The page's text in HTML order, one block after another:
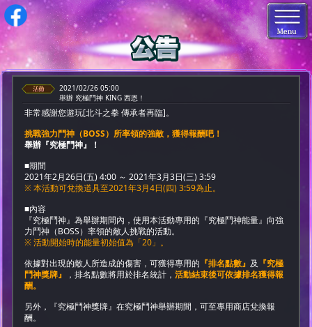
2021/02/26 05:00
舉辦 究極鬥神 KING 西恩！
非常感謝您遊玩[北斗之拳 傳承者再臨]。
挑戰強力鬥神（BOSS）所率領的強敵，獲得報酬吧！
舉辦『究極鬥神』！
■期間
2021年2月26日(五) 4:00 ～ 2021年3月3日(三) 3:59
※ 本活動可兌換道具至2021年3月4日(四) 3:59為止。
■內容
『究極鬥神』為舉辦期間內，使用本活動專用的『究極鬥神能量』向強
力鬥神（BOSS）率領的敵人挑戰的活動。
※ 活動開始時的能量初始值為「20」。
依據對出現的敵人所造成的傷害，可獲得專用的 『排名點數』 及 『究極
鬥神獎牌』
，排名點數將用於排名統計，活動結束後可依據排名獲得報
酬。
另外，『究極鬥神獎牌』在究極鬥神舉辦期間，可至專用商店兌換報
酬。